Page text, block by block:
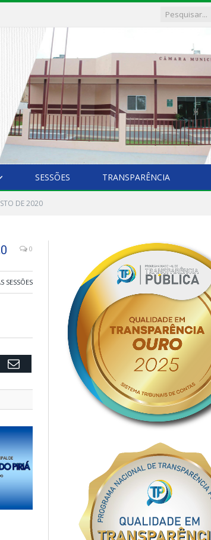
SESSÕES TRANSPARÊNCIA
DE 2020
0
SESSÕES
Email